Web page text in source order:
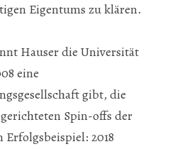
Eigentums zu klären.
Hauser die Universität
eine
gibt, die
Spin-offs der
2018